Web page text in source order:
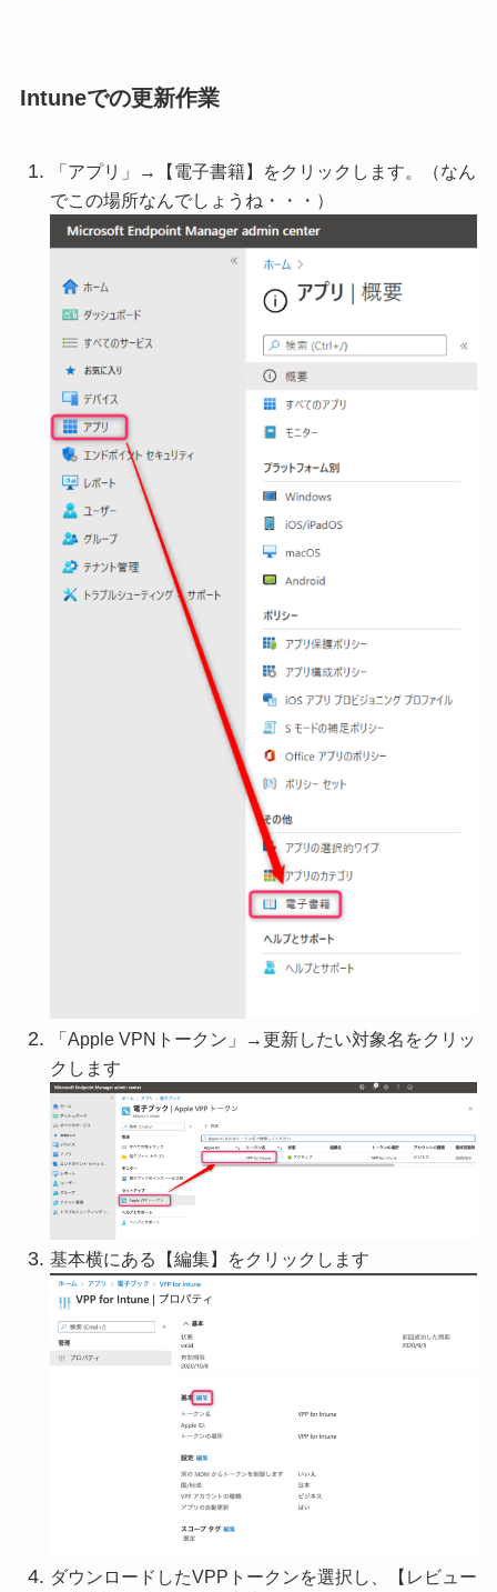
Intuneでの更新作業
「アプリ」→【電子書籍】をクリックします。（なん
でこの場所なんでしょうね・・・）
「Apple VPNトークン」→更新したい対象名をクリッ
クします
基本横にある【編集】をクリックします
ダウンロードしたVPPトークンを選択し、【レビュー